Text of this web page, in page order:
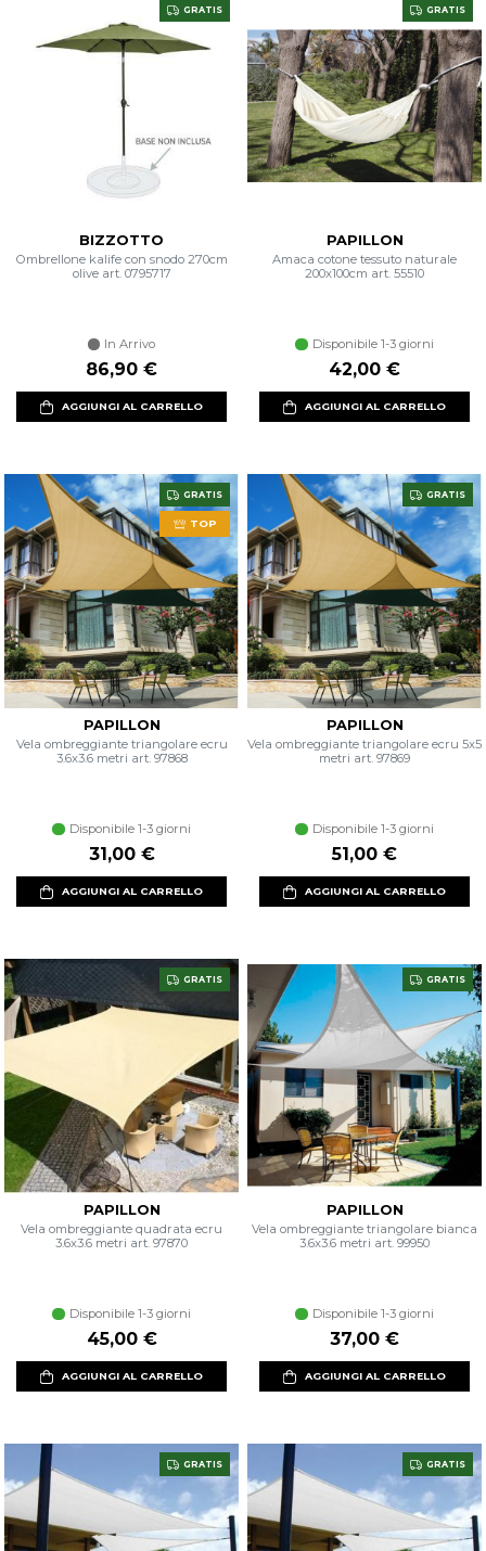
GRATIS
BIZZOTTO
Ombrellone kalife con snodo 270cm
olive art. 0795717
In Arrivo
86,90 €
AGGIUNGI AL CARRELLO
GRATIS
PAPILLON
Amaca cotone tessuto naturale
200x100cm art. 55510
Disponibile 1-3 giorni
42,00 €
AGGIUNGI AL CARRELLO
GRATIS
TOP
PAPILLON
Vela ombreggiante triangolare ecru
3.6x3.6 metri art. 97868
Disponibile 1-3 giorni
31,00 €
AGGIUNGI AL CARRELLO
GRATIS
PAPILLON
Vela ombreggiante triangolare ecru 5x5
metri art. 97869
Disponibile 1-3 giorni
51,00 €
AGGIUNGI AL CARRELLO
GRATIS
PAPILLON
Vela ombreggiante quadrata ecru
3.6x3.6 metri art. 97870
Disponibile 1-3 giorni
45,00 €
AGGIUNGI AL CARRELLO
GRATIS
PAPILLON
Vela ombreggiante triangolare bianca
3.6x3.6 metri art. 99950
Disponibile 1-3 giorni
37,00 €
AGGIUNGI AL CARRELLO
GRATIS GRATIS